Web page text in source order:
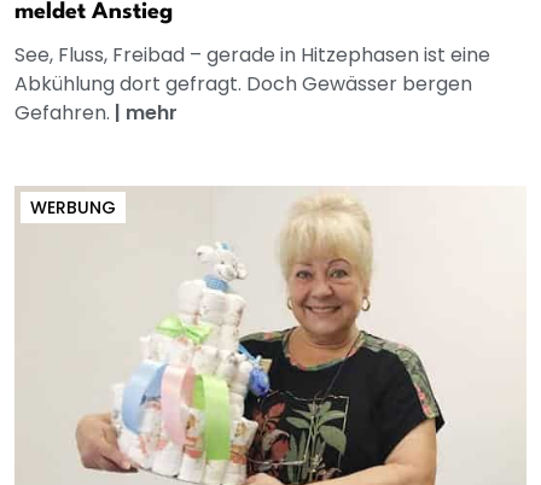
meldet Anstieg
See, Fluss, Freibad – gerade in Hitzephasen ist eine
Abkühlung dort gefragt. Doch Gewässer bergen
Gefahren. | mehr
WERBUNG